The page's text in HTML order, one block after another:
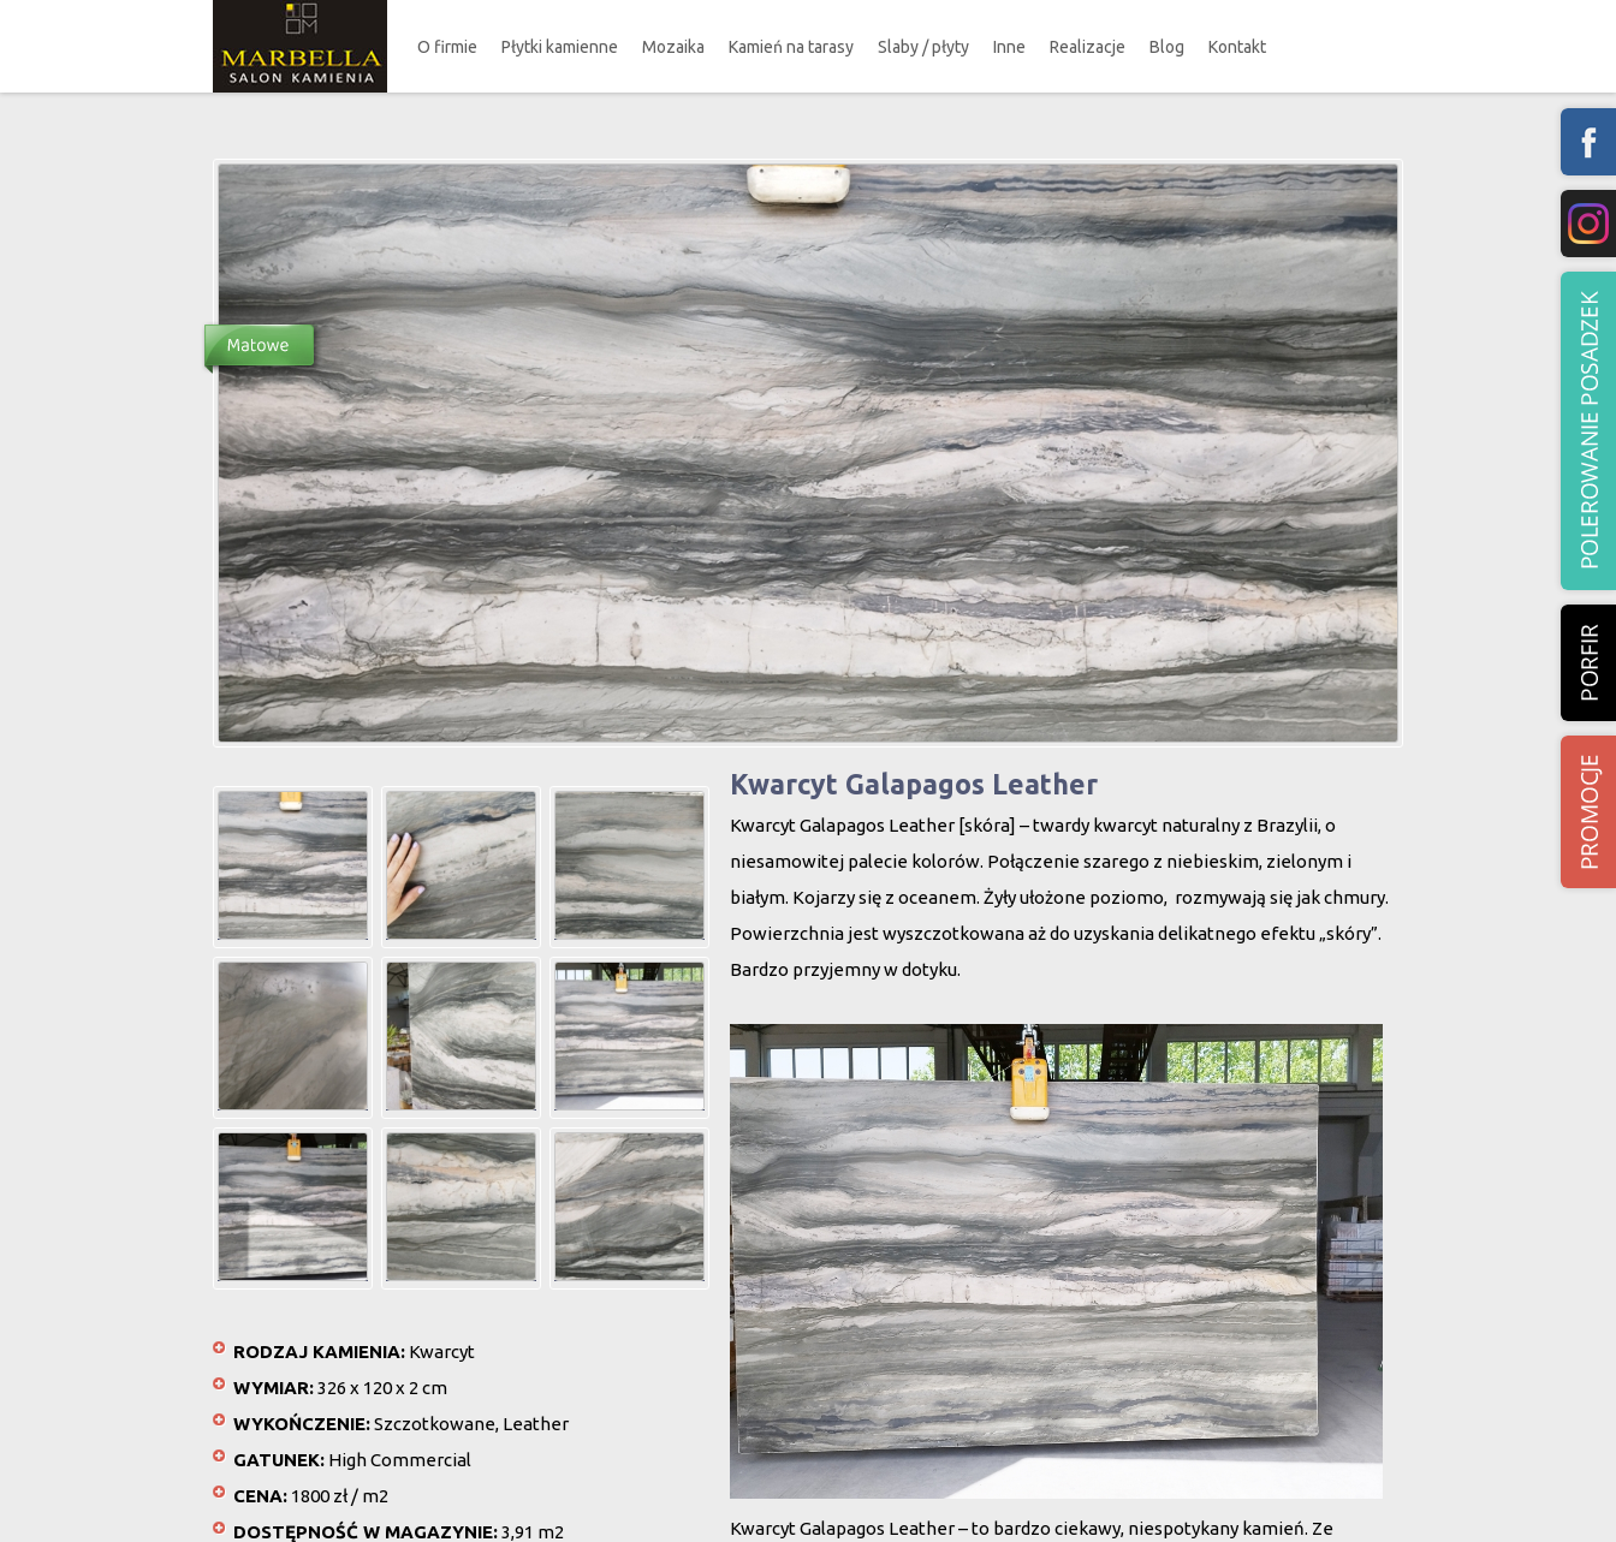
O firmie Płytki kamienne
!
Mozaika Kamień na tarasy Slaby / płyty Inne Realizacje Blog Kontakt
RODZAJ KAMIENIA: Kwarcyt
WYMIAR:326 x 120 x 2 cm
WYKOŃCZENIE:Szczotkowane, Leather
GATUNEK: High Commercial
CENA: 1800 zł / m2
DOSTĘPNOŚĆ W MAGAZYNIE:3,91 m2
Kwarcyt Galapagos Leather
Kwarcyt Galapagos Leather [skóra] – twardy kwarcyt naturalny z Brazylii, o
niesamowitej palecie kolorów. Połączenie szarego z niebieskim, zielonym i
białym. Kojarzy się z oceanem. Żyły ułożone poziomo, rozmywają się jak chmury.
Powierzchnia jest wyszczotkowana aż do uzyskania delikatnego efektu „skóry”.
Bardzo przyjemny w dotyku.
Kwarcyt Galapagos Leather – to bardzo ciekawy, niespotykany kamień. Ze